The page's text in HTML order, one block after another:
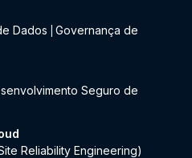
Dados
Governança de
Seguro de
Reliability Engineering)